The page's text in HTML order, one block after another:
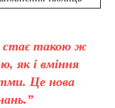
стає такою ж
як і вміння
Це нова